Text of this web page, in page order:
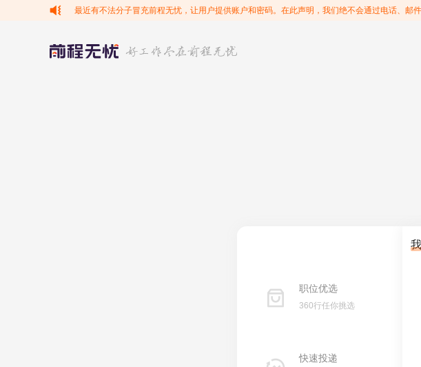
最近有不法分子冒充前程无忧，让用户提供账户和密码。在此声明，我们绝不会通过电话、邮
职位优选
360行任你挑选
快速投递